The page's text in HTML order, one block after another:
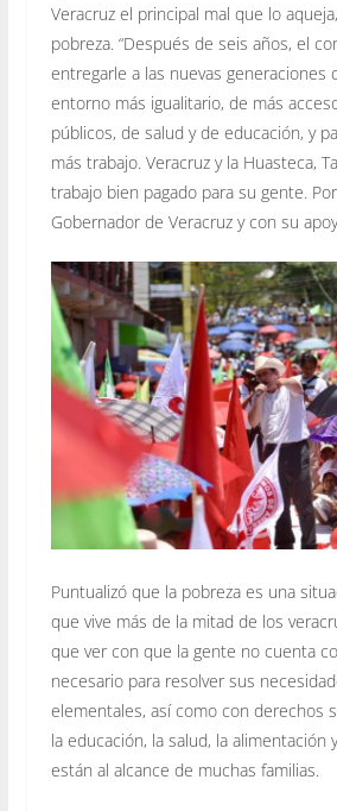
Veracruz el principal mal que lo
pobreza. “Después de seis años, el
entregarle a las nuevas generaciones
entorno más igualitario, de más
públicos, de salud y de educación, y
más trabajo. Veracruz y la Huasteca,
trabajo bien pagado para su gente.
Gobernador de Veracruz y con su
Puntualizó que la pobreza es una
que vive más de la mitad de los
que ver con que la gente no cuenta
necesario para resolver sus
elementales, así como con derechos
la educación, la salud, la alimentación
están al alcance de muchas familias.